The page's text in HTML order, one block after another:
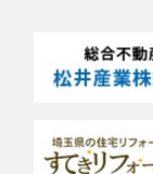
貸店舗活用事例
賃貸物件
2022年3月
2022年2月